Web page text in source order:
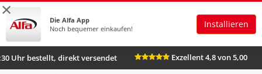
×
Die Alfa App
Noch bequemer einkaufen!
Installieren
Uhr bestellt, direkt versendet Exzellent 4,8 von 5,00